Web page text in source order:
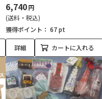
6,740円
(送料・税込)
獲得ポイント： 67 pt
詳細 カートに入れる